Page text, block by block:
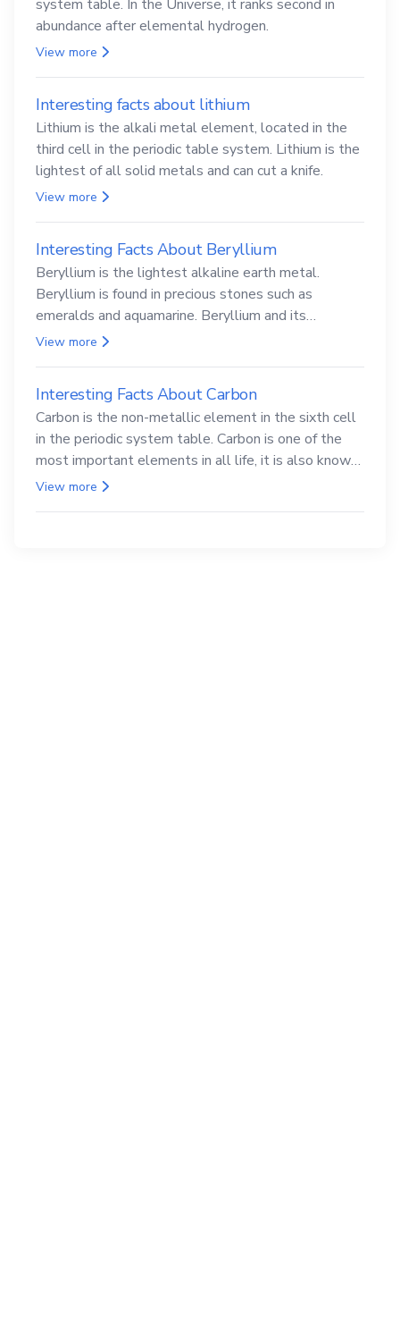
system table. In the Universe, it ranks second in
abundance after elemental hydrogen.
View more
Interesting facts about lithium
Lithium is the alkali metal element, located in the
third cell in the periodic table system. Lithium is the
lightest of all solid metals and can cut a knife.
View more
Interesting Facts About Beryllium
Beryllium is the lightest alkaline earth metal.
Beryllium is found in precious stones such as
emeralds and aquamarine. Beryllium and its
compounds are both carcinogenic.
View more
Interesting Facts About Carbon
Carbon is the non-metallic element in the sixth cell
in the periodic system table. Carbon is one of the
most important elements in all life, it is also known
as the back.
View more